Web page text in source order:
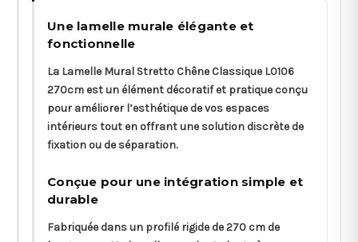
Une lamelle murale élégante et
fonctionnelle
La Lamelle Mural Stretto Chêne Classique L0106
270cm est un élément décoratif et pratique conçu
pour améliorer l’esthétique de vos espaces
intérieurs tout en offrant une solution discrète de
fixation ou de séparation.
Conçue pour une intégration simple et
durable
Fabriquée dans un profilé rigide de 270 cm de